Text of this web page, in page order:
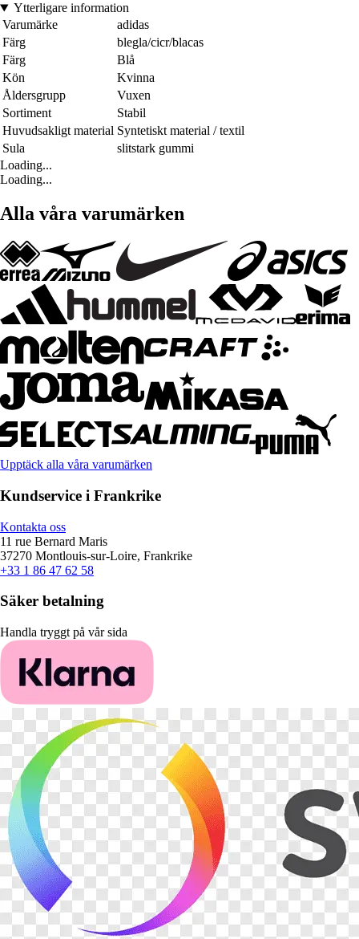
Ytterligare information
Varumärke
adidas
Färg
blegla/cicr/blacas
Färg
Blå
Kön
Kvinna
Åldersgrupp
Vuxen
Sortiment
Stabil
Huvudsakligt material Syntetiskt material / textil
Sula
slitstark gummi
Loading...
Loading...
Alla våra varumärken
Upptäck alla våra varumärken
Kundservice i Frankrike
Kontakta oss
11 rue Bernard Maris
37270 Montlouis-sur-Loire, Frankrike
+33 1 86 47 62 58
Säker betalning
Handla tryggt på vår sida